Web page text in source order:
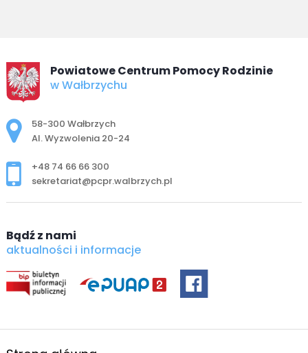
Powiatowe Centrum Pomocy Rodzinie
w Wałbrzychu
Adres pocztowy:
58-300 Wałbrzych
Al. Wyzwolenia 20-24
+48 74 66 66 300
sekretariat@pcpr.walbrzych.pl
Bądź z nami
aktualności i informacje